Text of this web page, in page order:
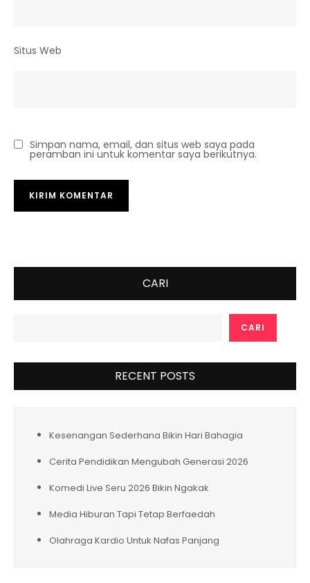
Situs Web
Simpan nama, email, dan situs web saya pada
peramban ini untuk komentar saya berikutnya.
CARI
CARI
RECENT POSTS
Kesenangan Sederhana Bikin Hari Bahagia
Cerita Pendidikan Mengubah Generasi 2026
Komedi Live Seru 2026 Bikin Ngakak
Media Hiburan Tapi Tetap Berfaedah
Olahraga Kardio Untuk Nafas Panjang